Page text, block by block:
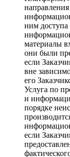
ним
материалы
они были
если
вне
его
Услуга по
и
порядке
если